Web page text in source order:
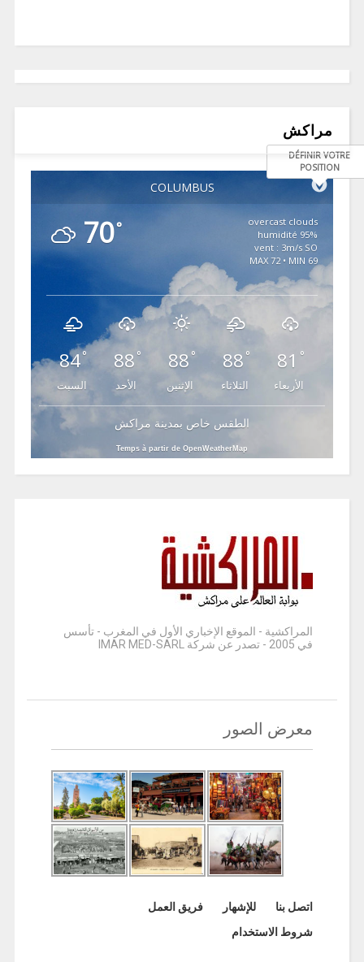
مراكش
COLUMBUS
DÉFINIR VOTRE
POSITION
70°
overcast clouds
95% humidité
vent : 3m/s SO
MAX 72 • MIN 69
84°
السبت
88 °
الأحد
88°
الإثنين
88 °
الثلاثاء
81 °
الأربعاء
الطقس خاص بمدينة مراكش
Temps à partir de OpenWeatherMap
المراكشية - الموقع الإخباري الأول في المغرب - تأسس
في 2005 - تصدر عن شركة IMAR MED-SARL
معرض الصور
اتصل بنا للإشهار
فريق العمل
شروط الاستخدام